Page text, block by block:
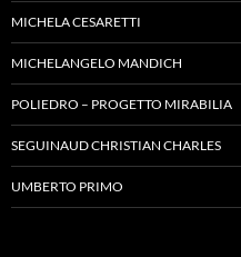
MICHELA CESARETTI
MICHELANGELO MANDICH
POLIEDRO – PROGETTO MIRABILIA
SEGUINAUD CHRISTIAN CHARLES
UMBERTO PRIMO